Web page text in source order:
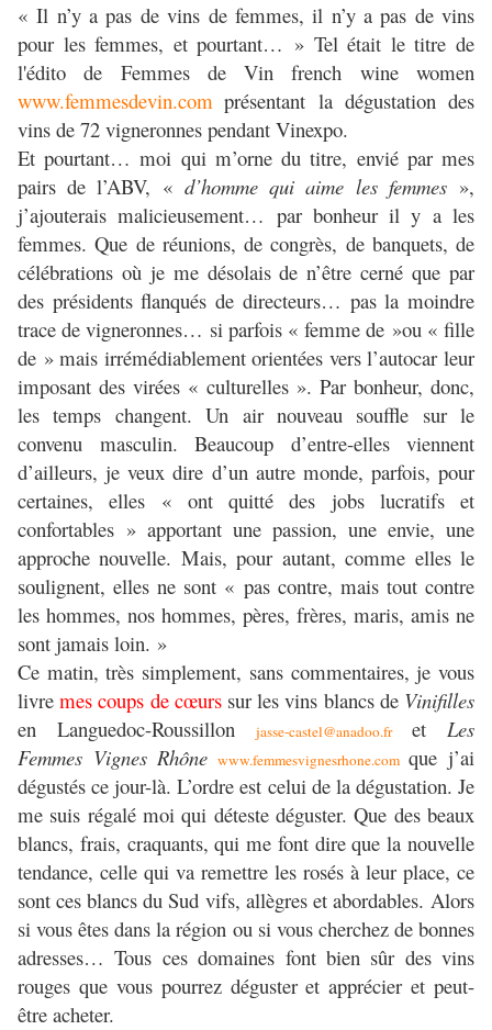
« Il n’y a pas de vins de femmes, il n’y a pas de vins
pour les femmes, et pourtant… » Tel était le titre de
l'édito de Femmes de Vin french wine women
www.femmesdevin.com présentant la dégustation des
vins de 72 vigneronnes pendant Vinexpo.
Et pourtant… moi qui m’orne du titre, envié par mes
pairs de l’ABV, « d’homme qui aime les femmes »,
j’ajouterais malicieusement… par bonheur il y a les
femmes. Que de réunions, de congrès, de banquets, de
célébrations où je me désolais de n’être cerné que par
des présidents flanqués de directeurs… pas la moindre
trace de vigneronnes… si parfois « femme de »ou « fille
de » mais irrémédiablement orientées vers l’autocar leur
imposant des virées « culturelles ». Par bonheur, donc,
les temps changent. Un air nouveau souffle sur le
convenu masculin. Beaucoup d’entre-elles viennent
d’ailleurs, je veux dire d’un autre monde, parfois, pour
certaines, elles « ont quitté des jobs lucratifs et
confortables » apportant une passion, une envie, une
approche nouvelle. Mais, pour autant, comme elles le
soulignent, elles ne sont « pas contre, mais tout contre
les hommes, nos hommes, pères, frères, maris, amis ne
sont jamais loin. »
Ce matin, très simplement, sans commentaires, je vous
livremes coups de cœurssur les vins blancs de Vinifilles
en Languedoc-Roussillon
jasse-castel@anadoo.fr et Les
Femmes Vignes Rhône www.femmesvignesrhone.com que j’ai
dégustés ce jour-là. L’ordre est celui de la dégustation. Je
me suis régalé moi qui déteste déguster. Que des beaux
blancs, frais, craquants, qui me font dire que la nouvelle
tendance, celle qui va remettre les rosés à leur place, ce
sont ces blancs du Sud vifs, allègres et abordables. Alors
si vous êtes dans la région ou si vous cherchez de bonnes
adresses… Tous ces domaines font bien sûr des vins
rouges que vous pourrez déguster et apprécier et peut-
être acheter.